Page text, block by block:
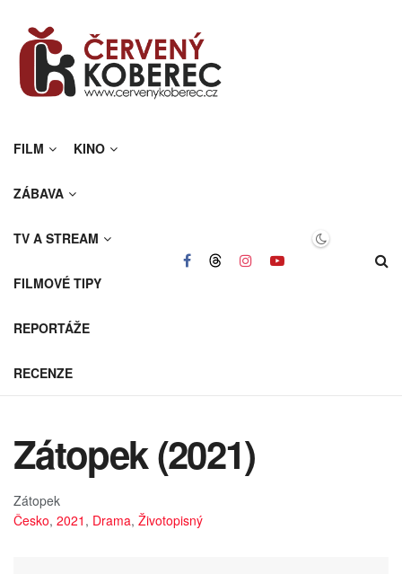
FILM KINO
ZÁBAVA
TV A STREAM
FILMOVÉ TIPY
REPORTÁŽE
RECENZE
Zátopek (2021)
Zátopek
Česko, 2021 , Drama, Životopisný